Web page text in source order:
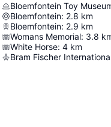
Bloemfontein Toy
Bloemfontein: 2.8 km
Bloemfontein: 2.9 km
Womans Memorial: 3.8
White Horse: 4 km
Bram Fischer